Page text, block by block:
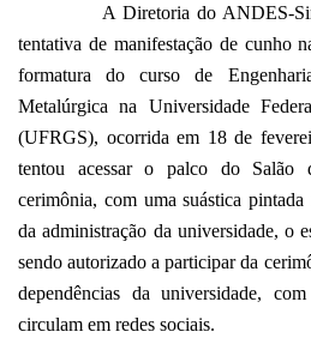
A Diretoria do ANDES-
tentativa de manifestação de cunho
formatura do curso de
Metalúrgica na Universidade
(UFRGS), ocorrida em 18 de
tentou acessar o palco do Salão
cerimônia, com uma suástica
da administração da universidade, o
sendo autorizado a participar da
dependências da universidade,
circulam em redes sociais.